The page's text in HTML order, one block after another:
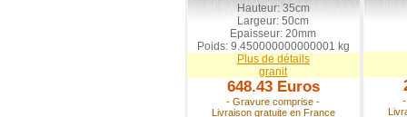
Hauteur: 35cm
Largeur: 50cm
Epaisseur: 20mm
Poids: 9.450000000000001 kg
Plus de détails
granit
648.43 Euros
- Gravure comprise -
Livraison gratuite en France